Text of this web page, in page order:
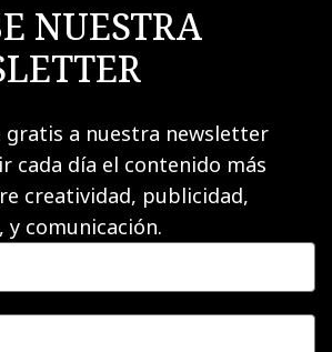
NUESTRA
gratis a nuestra newsletter
cada día el contenido más
creatividad, publicidad,
y comunicación.